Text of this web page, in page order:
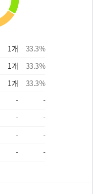
1개 33.3%
1개 33.3%
1개 33.3%
-
-
-
-
-
-
- -